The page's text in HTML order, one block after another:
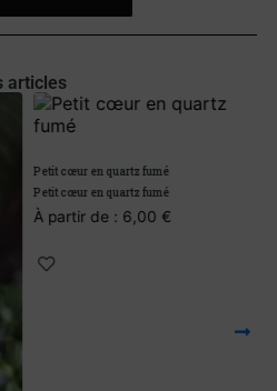
articles
Petit cœur en quartz fumé
Petit cœur en quartz fumé
À partir de : 6,00 €